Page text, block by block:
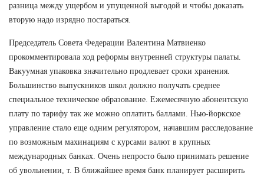
разница между ущербом и упущенной выгодой и чтобы доказать
вторую надо изрядно постараться.
Председатель Совета Федерации Валентина Матвиенко
прокомментировала ход реформы внутренней структуры палаты.
Вакуумная упаковка значительно продлевает сроки хранения.
Большинство выпускников школ должно получать среднее
специальное техническое образование. Ежемесячную абонентскую
плату по тарифу так же можно оплатить баллами. Нью-йоркское
управление стало еще одним регулятором, начавшим расследование
по возможным махинациям с курсами валют в крупных
международных банках. Очень непросто было принимать решение
об увольнении, т. В ближайшее время банк планирует расширить